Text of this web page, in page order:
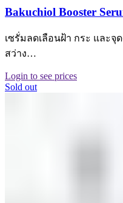
Bakuchiol Booster
เซรั่มลดเลือนฝ้า กระ และจุ
สว่าง…
Login to see prices
Sold out